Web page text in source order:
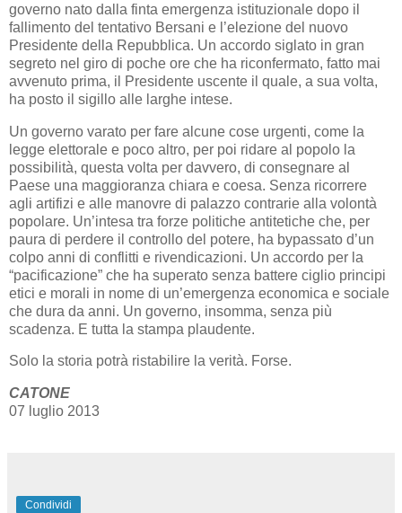
governo nato dalla finta emergenza istituzionale dopo il
fallimento del tentativo Bersani e l’elezione del nuovo
Presidente della Repubblica. Un accordo siglato in gran
segreto nel giro di poche ore che ha riconfermato, fatto mai
avvenuto prima, il Presidente uscente il quale, a sua volta,
ha posto il sigillo alle larghe intese.
Un governo varato per fare alcune cose urgenti, come la
legge elettorale e poco altro, per poi ridare al popolo la
possibilità, questa volta per davvero, di consegnare al
Paese una maggioranza chiara e coesa. Senza ricorrere
agli artifizi e alle manovre di palazzo contrarie alla volontà
popolare. Un’intesa tra forze politiche antitetiche che, per
paura di perdere il controllo del potere, ha bypassato d’un
colpo anni di conflitti e rivendicazioni. Un accordo per la
“pacificazione” che ha superato senza battere ciglio principi
etici e morali in nome di un’emergenza economica e sociale
che dura da anni. Un governo, insomma, senza più
scadenza. E tutta la stampa plaudente.
Solo la storia potrà ristabilire la verità. Forse.
CATONE
07 luglio 2013
Condividi